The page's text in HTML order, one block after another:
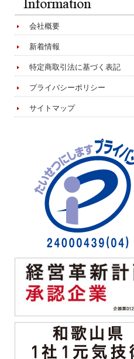
会社概要
新着情報
特定商取引法に基づく表記
プライバシーポリシー
サイトマップ